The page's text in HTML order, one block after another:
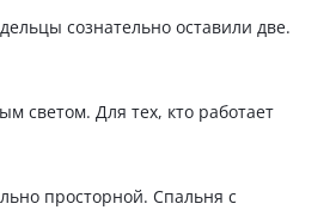
сознательно оставили две.
светом. Для тех, кто работает
просторной. Спальня с